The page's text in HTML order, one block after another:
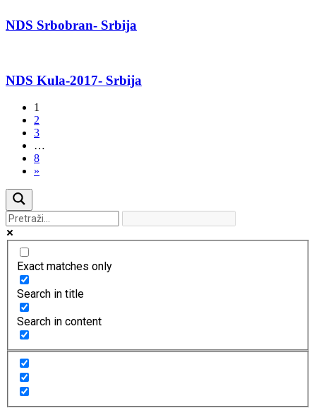
NDS Srbobran- Srbija
NDS Kula-2017- Srbija
1
2
3
…
8
»
Exact matches only
Search in title
Search in content